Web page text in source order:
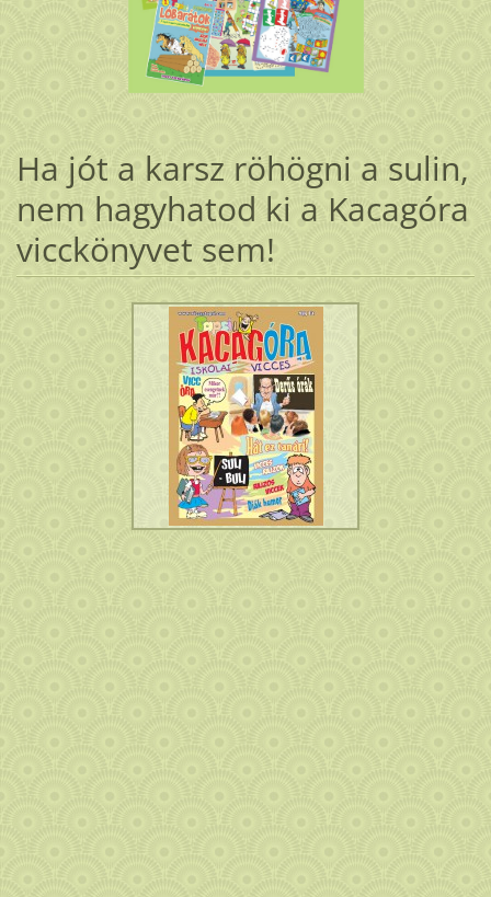
Ha jót a karsz röhögni a sulin,
nem hagyhatod ki a Kacagóra
vicckönyvet sem!